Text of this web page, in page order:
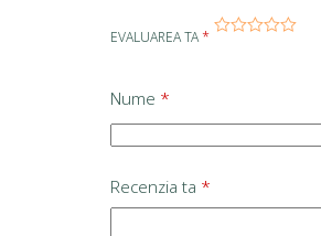
EVALUAREA TA*
Nume *
Recenzia ta *